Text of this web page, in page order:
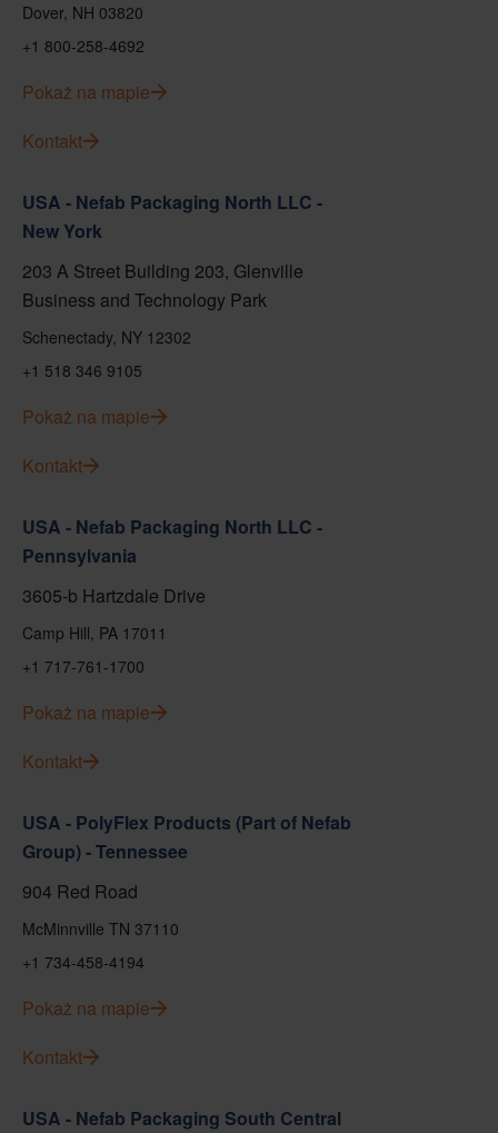
Dover, NH 03820
+1 800-258-4692
Pokaż na mapie
Kontakt
USA - Nefab Packaging North LLC -
New York
203 A Street Building 203, Glenville
Business and Technology Park
Schenectady, NY 12302
+1 518 346 9105
Pokaż na mapie
Kontakt
USA - Nefab Packaging North LLC -
Pennsylvania
3605-b Hartzdale Drive
Camp Hill, PA 17011
+1 717-761-1700
Pokaż na mapie
Kontakt
USA - PolyFlex Products (Part of Nefab
Group) - Tennessee
904 Red Road
McMinnville TN 37110
+1 734-458-4194
Pokaż na mapie
Kontakt
USA - Nefab Packaging South Central